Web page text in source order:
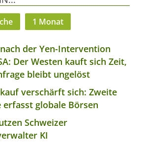
1 Monat
der Yen-Intervention
Der Westen kauft sich Zeit,
bleibt ungelöst
verschärft sich: Zweite
globale Börsen
Schweizer
KI